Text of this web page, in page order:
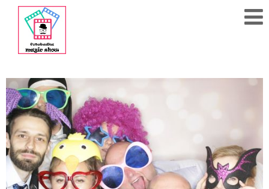
Polub
nas
na fb!
Strona
Główna